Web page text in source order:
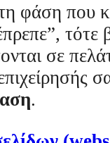
φάση που
τότε
σε
.